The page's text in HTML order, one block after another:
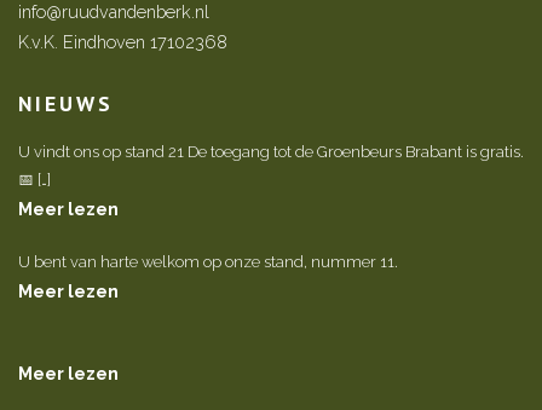
info@ruudvandenberk.nl
K.v.K. Eindhoven 17102368
NIEUWS
U vindt ons op stand 21 De toegang tot de Groenbeurs Brabant is gratis.
📅 […]
Meer lezen
U bent van harte welkom op onze stand, nummer 11.
Meer lezen
Meer lezen